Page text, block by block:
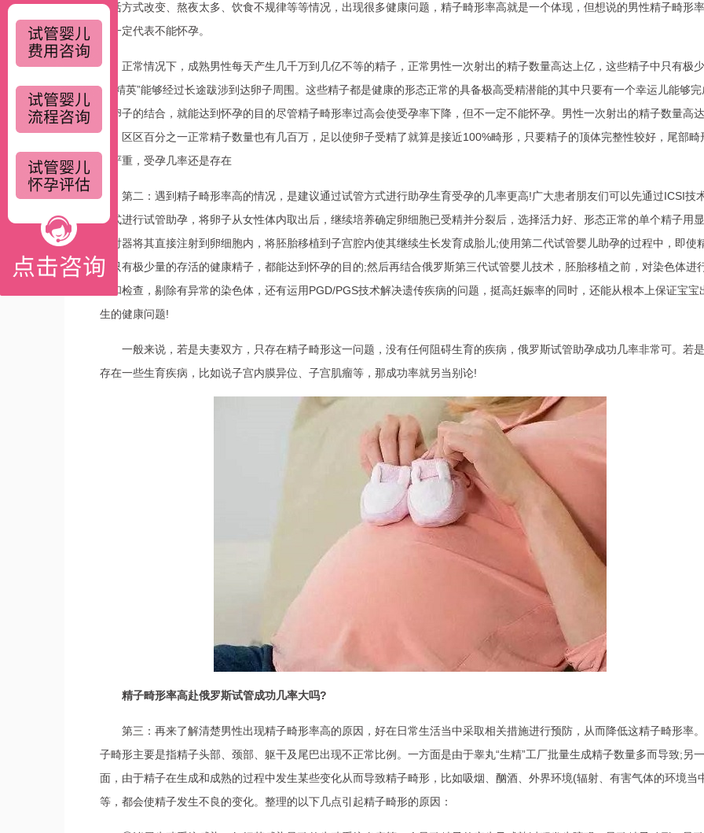
生活方式改变、熬夜太多、饮食不规律等等情况，出现很多健康问题，精子畸形率高就是一个体现，但想说的男性精子畸形
不一定代表不能怀孕。
正常情况下，成熟男性每天产生几千万到几亿不等的精子，正常男性一次射出的精子数量高达上亿，这些精子中只有极
分“精英”能够经过长途跋涉到达卵子周围。这些精子都是健康的形态正常的具备极高受精潜能的其中只要有一个幸运儿能够完
和卵子的结合，就能达到怀孕的目的尽管精子畸形率过高会使受孕率下降，但不一定不能怀孕。男性一次射出的精子数量高
亿，区区百分之一正常精子数量也有几百万，足以使卵子受精了就算是接近100%畸形，只要精子的顶体完整性较好，尾部畸
不严重，受孕几率还是存在
第二：遇到精子畸形率高的情况，是建议通过试管方式进行助孕生育受孕的几率更高!广大患者朋友们可以先通过ICSI技
方式进行试管助孕，将卵子从女性体内取出后，继续培养确定卵细胞已受精并分裂后，选择活力好、形态正常的单个精子用
注射器将其直接注射到卵细胞内，将胚胎移植到子宫腔内使其继续生长发育成胎儿;使用第二代试管婴儿助孕的过程中，即使
中只有极少量的存活的健康精子，都能达到怀孕的目的;然后再结合俄罗斯第三代试管婴儿技术，胚胎移植之前，对染色体进
查和检查，剔除有异常的染色体，还有运用PGD/PGS技术解决遗传疾病的问题，挺高妊娠率的同时，还能从根本上保证宝宝
生的健康问题!
一般来说，若是夫妻双方，只存在精子畸形这一问题，没有任何阻碍生育的疾病，俄罗斯试管助孕成功几率非常可。若
存在一些生育疾病，比如说子宫内膜异位、子宫肌瘤等，那成功率就另当别论!
精子畸形率高赴俄罗斯试管成功几率大吗?
第三：再来了解清楚男性出现精子畸形率高的原因，好在日常生活当中采取相关措施进行预防，从而降低这精子畸形率
子畸形主要是指精子头部、颈部、躯干及尾巴出现不正常比例。一方面是由于睾丸“生精”工厂批量生成精子数量多而导致;另
面，由于精子在生成和成熟的过程中发生某些变化从而导致精子畸形，比如吸烟、酗酒、外界环境(辐射、有害气体的环境当
等，都会使精子发生不良的变化。整理的以下几点引起精子畸形的原因：